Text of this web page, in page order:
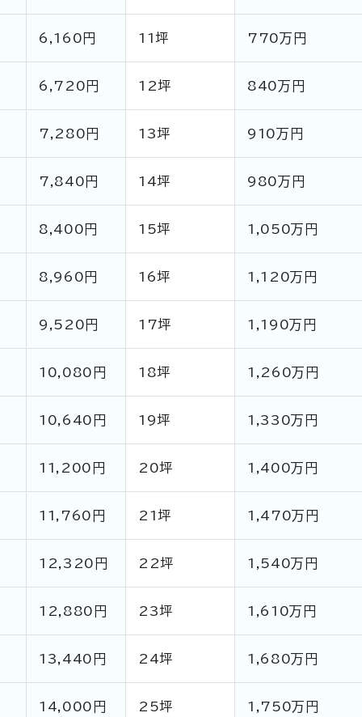
6,160円 11坪 770万円
6,720円 12坪 840万円
7,280円 13坪 910万円
7,840円 14坪 980万円
8,400円 15坪 1,050万円
8,960円 16坪 1,120万円
9,520円 17坪 1,190万円
10,080円 18坪 1,260万円
10,640円 19坪 1,330万円
11,200円 20坪 1,400万円
11,760円 21坪 1,470万円
12,320円 22坪 1,540万円
12,880円 23坪 1,610万円
13,440円 24坪 1,680万円
14,000円 25坪 1,750万円